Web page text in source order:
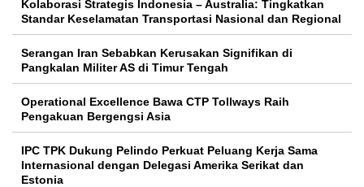
Kolaborasi Strategis Indonesia – Australia: Tingkatkan
Standar Keselamatan Transportasi Nasional dan Regional
Serangan Iran Sebabkan Kerusakan Signifikan di
Pangkalan Militer AS di Timur Tengah
Operational Excellence Bawa CTP Tollways Raih
Pengakuan Bergengsi Asia
IPC TPK Dukung Pelindo Perkuat Peluang Kerja Sama
Internasional dengan Delegasi Amerika Serikat dan
Estonia